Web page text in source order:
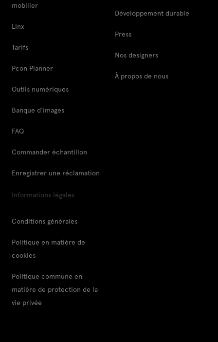
mobilier
Linx
Tarifs
Pcon Planner
Outils numériques
Banque d’images
FAQ
Commander échantillon
Enregistrer une réclamation
Développement durable
Press
Nos designers
À propos de nous
Informations légales
Conditions générales
Politique en matière de
cookies
Politique commune en
matière de protection de la
vie privée